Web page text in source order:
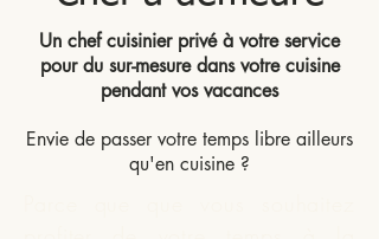
Un chef cuisinier privé à votre service
pour du sur-mesure dans votre cuisine
pendant vos vacances
Envie de passer votre temps libre ailleurs
qu'en cuisine ?